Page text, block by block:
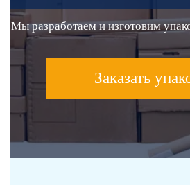
Мы разработаем и изготовим
Заказать